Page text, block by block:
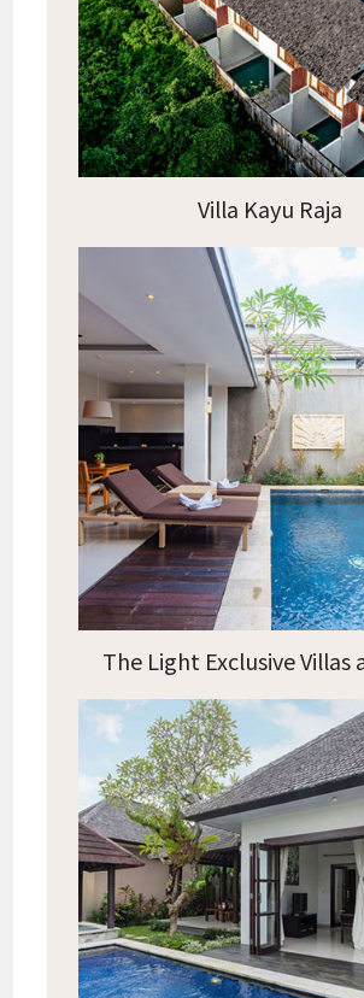
Villa Kayu Raja
The Light Exclusive Villas